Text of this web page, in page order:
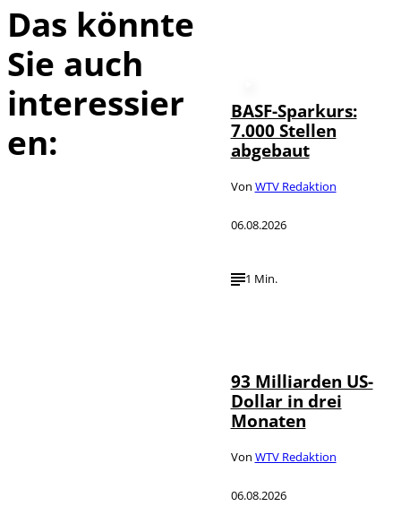
Das könnte
Sie auch
interessier
en:
BASF-Sparkurs:
7.000 Stellen
abgebaut
Von WTV Redaktion
06.08.2026
1 Min.
93 Milliarden US-
Dollar in drei
Monaten
Von WTV Redaktion
06.08.2026